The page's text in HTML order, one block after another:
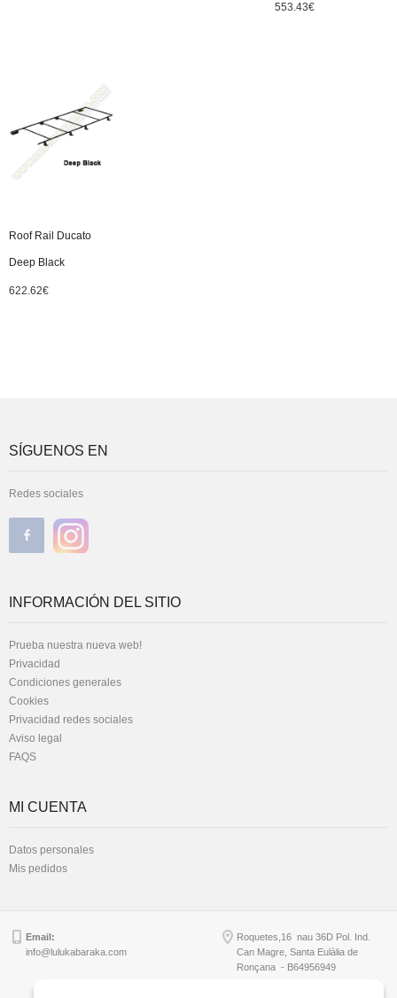
553.43€
Roof Rail Ducato
Deep Black
622.62€
SÍGUENOS EN
Redes sociales
INFORMACIÓN DEL SITIO
Prueba nuestra nueva web!
Privacidad
Condiciones generales
Cookies
Privacidad redes sociales
Aviso legal
FAQS
MI CUENTA
Datos personales
Mis pedidos
Email:
info@lulukabaraka.com
Roquetes,16 nau 36D Pol. Ind.
Can Magre, Santa Eulàlia de
Ronçana - B64956949